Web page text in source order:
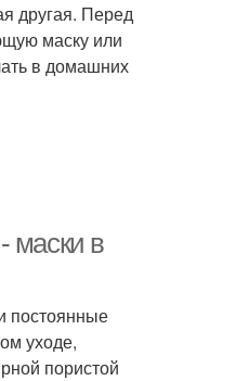
другая. Перед
маску или
в домашних
маски в
постоянные
уходе,
пористой